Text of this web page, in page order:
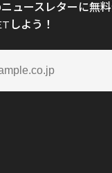
ニュースレターに無
しよう！